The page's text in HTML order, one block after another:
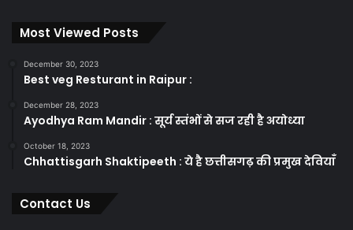
Most Viewed Posts
December 30, 2023
Best veg Resturant in Raipur :
December 28, 2023
Ayodhya Ram Mandir : सूर्य स्तंभों से सज रही है अयोध्या
October 18, 2023
Chhattisgarh Shaktipeeth : ये है छत्तीसगढ़ की प्रमुख देवियाँ
Contact Us